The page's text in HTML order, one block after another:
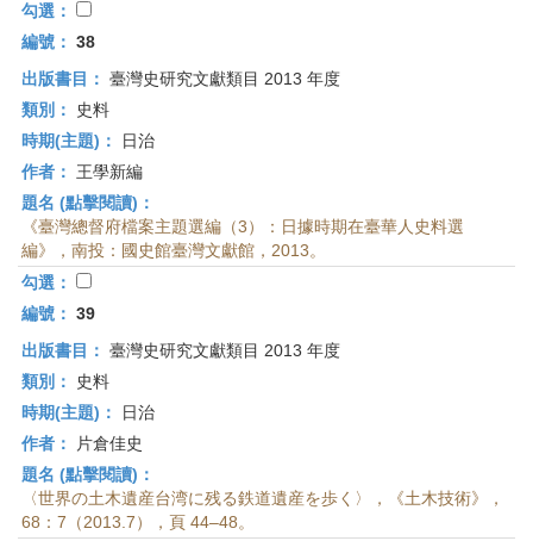
勾選：
編號： 38
出版書目： 臺灣史研究文獻類目 2013 年度
類別：
史料
時期(主題)：
日治
作者：
王學新編
題名 (點擊閱讀)：
《臺灣總督府檔案主題選編（3）：日據時期在臺華人史料選
編》，南投：國史館臺灣文獻館，2013。
勾選：
編號： 39
出版書目： 臺灣史研究文獻類目 2013 年度
類別：
史料
時期(主題)：
日治
作者：
片倉佳史
題名 (點擊閱讀)：
〈世界の土木遺産台湾に残る鉄道遺産を歩く〉，《土木技術》，
68：7（2013.7），頁 44–48。